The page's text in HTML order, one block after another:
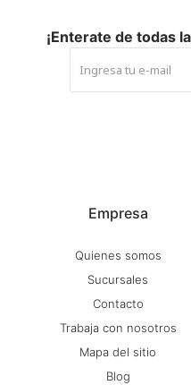
Empresa
Quienes somos
Sucursales
Contacto
Trabaja con nosotros
Mapa del sitio
Blog
¡Enterate de todas